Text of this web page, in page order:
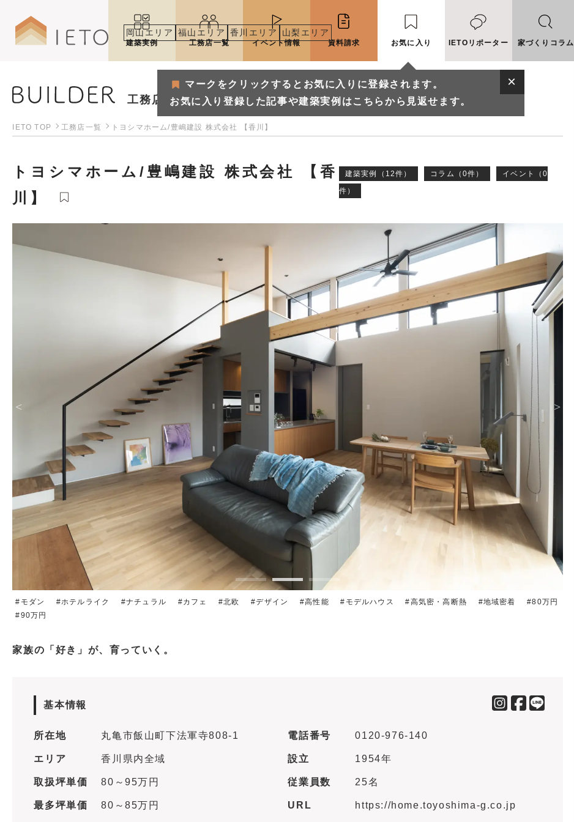
岡山エリア 福山エリア 香川エリア 山梨エリア
お気に入り登録した記事や建築実例はこちらから見返せます。
建築実例 工務店一覧 イベント情報 資料請求 お気に入り
マークをクリックするとお気に入りに登録されます。
お気に入り登録した記事や建築実例はこちらから見返せます。
IETOリポーター 家づくりコラム
工務店
IETO TOP 工務店一覧 トヨシマホーム/豊嶋建設 株式会社 【香川】
トヨシマホーム/豊嶋建設 株式会社 【香
川】
建築実例（12件） コラム（0件）
イベント（0
件）
モダン ホテルライク ナチュラル カフェ 北欧 デザイン 高性能 モデルハウス 高気密・高断熱 地域密着
80万円
90万円
家族の「好き」が、育っていく。
基本情報
所在地 丸亀市飯山町下法軍寺808‐1
エリア 香川県内全域
取扱坪単価 80～95万円
最多坪単価 80～85万円
電話番号 0120-976-140
設立 1954年
従業員数 25名
URL https://home.toyoshima-g.co.jp